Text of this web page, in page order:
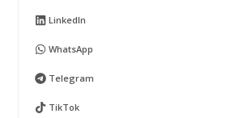
LinkedIn
WhatsApp
Telegram
TikTok